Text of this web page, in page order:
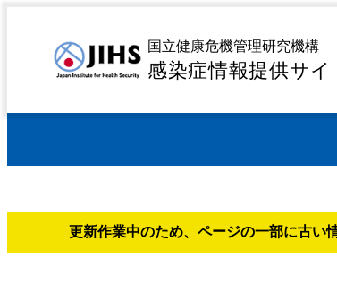
国立健康危機管理研究機構
感染症情報提供サイ
トップページ> 日本脳炎
更新作業中のため、ページの一部に古い